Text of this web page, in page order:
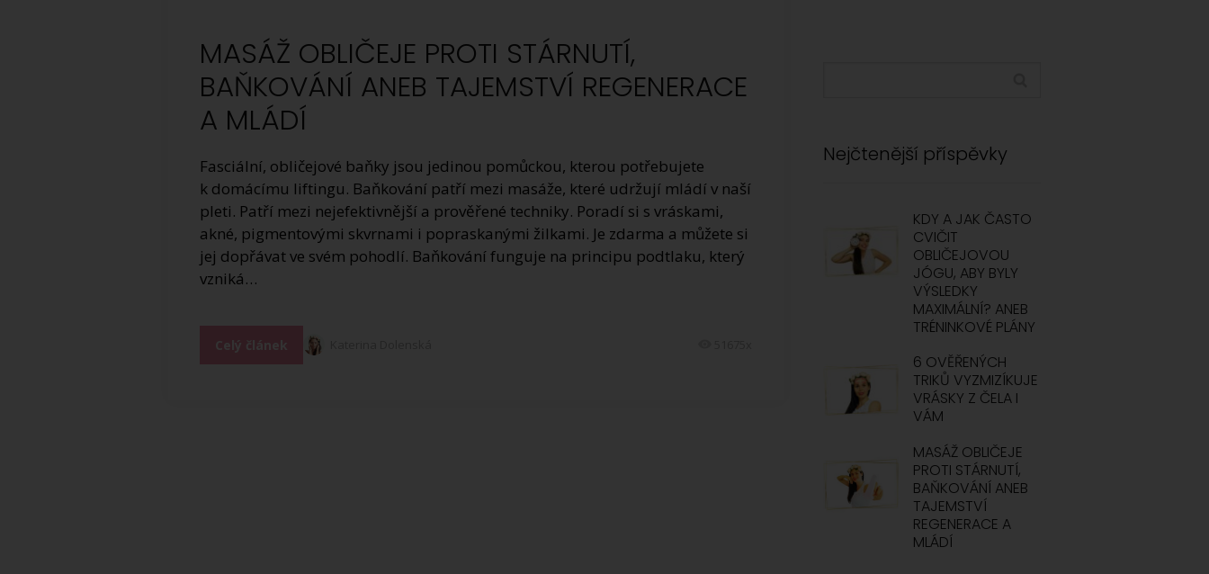
MASÁŽ OBLIČEJE PROTI STÁRNUTÍ,
BAŇKOVÁNÍ ANEB TAJEMSTVÍ REGENERACE
A MLÁDÍ
Fasciální, obličejové baňky jsou jedinou pomůckou, kterou potřebujete
k domácímu liftingu. Baňkování patří mezi masáže, které udržují mládí v naší
pleti. Patří mezi nejefektivnější a prověřené techniky. Poradí si s vráskami,
akné, pigmentovými skvrnami i popraskanými žilkami. Je zdarma a můžete si
jej dopřávat ve svém pohodlí. Baňkování funguje na principu podtlaku, který
vzniká…
Celý článek
Nejčtenější příspěvky
KDY A JAK ČASTO
CVIČIT
OBLIČEJOVOU
JÓGU, ABY BYLY
VÝSLEDKY
MAXIMÁLNÍ? ANEB
TRÉNINKOVÉ PLÁNY
6 OVĚŘENÝCH
TRIKŮ VYZMIZÍKUJE
VRÁSKY Z ČELA I
VÁM
MASÁŽ OBLIČEJE
PROTI STÁRNUTÍ,
BAŇKOVÁNÍ ANEB
TAJEMSTVÍ
REGENERACE A
MLÁDÍ